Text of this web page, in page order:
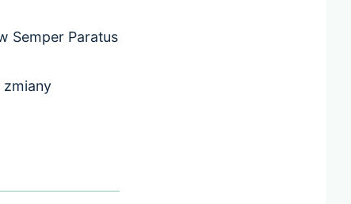
Semper Paratus